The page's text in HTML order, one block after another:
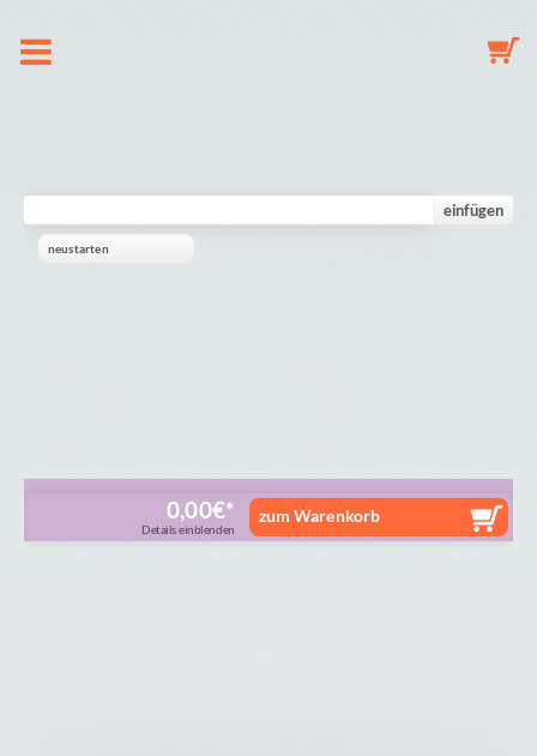
einfügen
neustarten
0,00€
Details einblenden
zum Warenkorb